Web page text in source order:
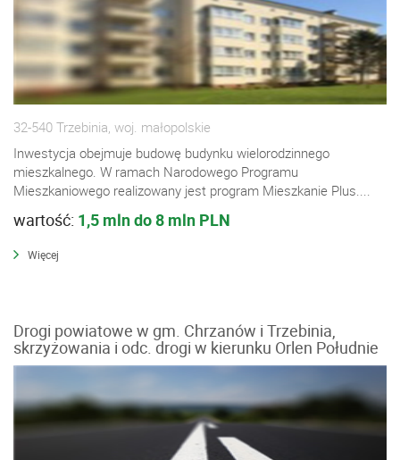
32-540 Trzebinia, woj. małopolskie
Inwestycja obejmuje budowę budynku wielorodzinnego
mieszkalnego. W ramach Narodowego Programu
Mieszkaniowego realizowany jest program Mieszkanie Plus....
wartość: 1,5 mln do 8 mln PLN
Więcej
Drogi powiatowe w gm. Chrzanów i Trzebinia,
skrzyżowania i odc. drogi w kierunku Orlen Południe